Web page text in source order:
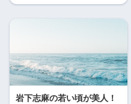
岩下志麻の若い頃が美人！